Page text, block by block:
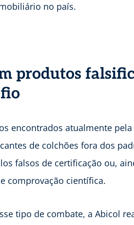
no país.
produtos
encontrados atualmente
de colchões fora dos
falsos de certificação ou,
comprovação científica.
tipo de combate, a Abicol